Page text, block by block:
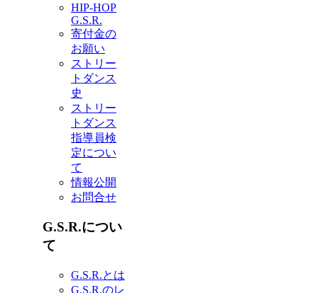
HIP-HOP
G.S.R.
寄付金の
お願い
ストリー
トダンス
史
ストリー
トダンス
指導員検
定につい
て
情報公開
お問合せ
G.S.R.につい
て
G.S.R.とは
G.S.R.のレ